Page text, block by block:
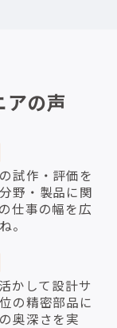
アの声
試作・評価を
野・製品に関
仕事の幅を広
。
かして設計サ
の精密部品に
奥深さを実